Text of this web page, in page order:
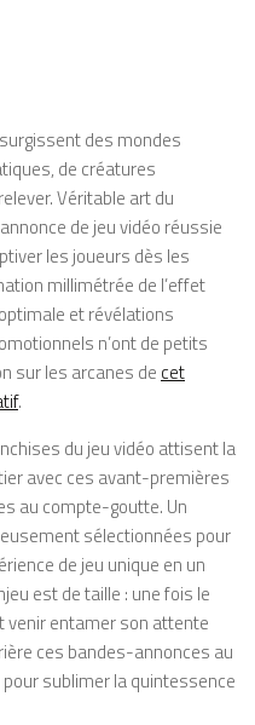
des mondes
de créatures
Véritable art du
de jeu vidéo réussie
les joueurs dès les
millimétrée de l’effet
et révélations
n’ont de petits
sur les arcanes de cet
.
du jeu vidéo attisent la
avec ces avant-premières
au compte-goutte. Un
sélectionnées pour
de jeu unique en un
est de taille : une fois le
venir entamer son attente
ces bandes-annonces au
sublimer la quintessence